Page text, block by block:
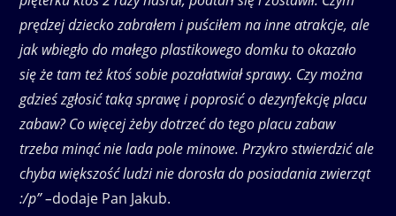
prędzej dziecko zabrałem i puściłem na inne atrakcje, ale
jak wbiegło do małego plastikowego domku to okazało
się że tam też ktoś sobie pozałatwiał sprawy. Czy można
gdzieś zgłosić taką sprawę i poprosić o dezynfekcję placu
zabaw? Co więcej żeby dotrzeć do tego placu zabaw
trzeba minąć nie lada pole minowe. Przykro stwierdzić ale
chyba większość ludzi nie dorosła do posiadania zwierząt
:/p” –dodaje Pan Jakub.